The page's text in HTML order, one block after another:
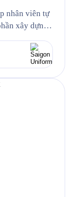
nhân viên tự
xây dựng
càng
việc may áo